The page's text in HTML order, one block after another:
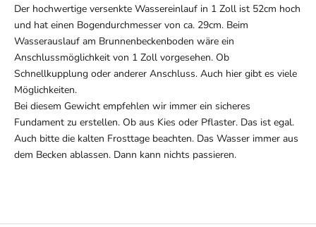
Der hochwertige versenkte Wassereinlauf in 1 Zoll ist 52cm hoch
und hat einen Bogendurchmesser von ca. 29cm. Beim
Wasserauslauf am Brunnenbeckenboden wäre ein
Anschlussmöglichkeit von 1 Zoll vorgesehen. Ob
Schnellkupplung oder anderer Anschluss. Auch hier gibt es viele
Möglichkeiten.
Bei diesem Gewicht empfehlen wir immer ein sicheres
Fundament zu erstellen. Ob aus Kies oder Pflaster. Das ist egal.
Auch bitte die kalten Frosttage beachten. Das Wasser immer aus
dem Becken ablassen. Dann kann nichts passieren.